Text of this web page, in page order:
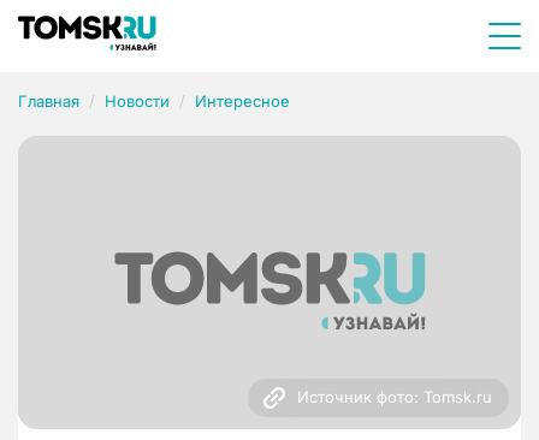
Главная Новости Интересное
Источник фото: Tomsk.ru